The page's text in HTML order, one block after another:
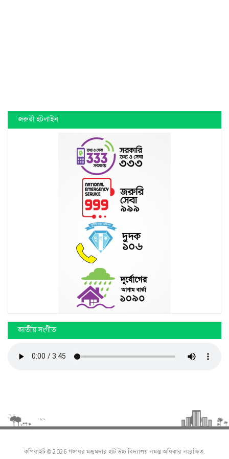
জরুরী হটলাইন
জাতীয় সংগীত
কপিরাইট © 2026 গঙ্গাধর মজুমদার হাট উচ্চ বিদ্যালয় সমস্ত অধিকার সংরক্ষিত.